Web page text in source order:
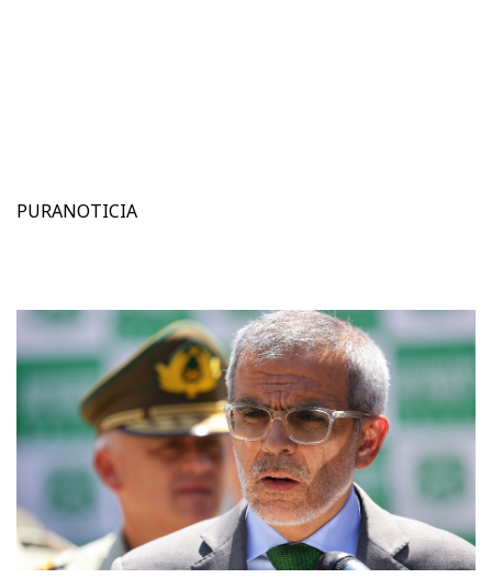
PURANOTICIA